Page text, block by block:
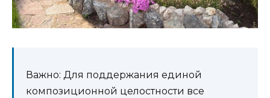
Важно: Для поддержания единой
композиционной целостности все